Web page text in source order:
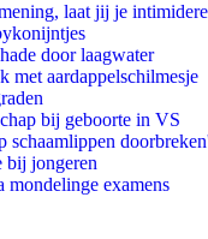
laat jij je
door laagwater
met aardappelschilmesje
bij geboorte in VS
schaamlippen
bij jongeren
mondelinge examens